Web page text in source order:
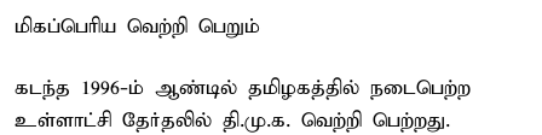
மிகப்பெரிய வெற்றி பெறும்
கடந்த 1996-ம் ஆண்டில் தமிழகத்தில் நடைபெற்ற
உள்ளாட்சி தேர்தலில் தி.மு.க. வெற்றி பெற்றது.